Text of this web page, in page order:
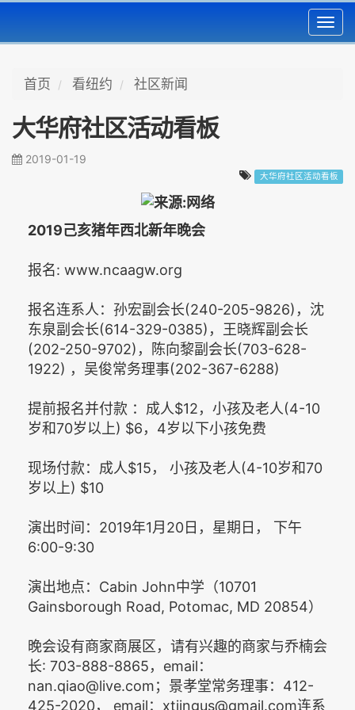
首页 看纽约 社区新闻
大华府社区活动看板
2019-01-19
大华府社区活动看板
2019己亥猪年西北新年晚会
报名: www.ncaagw.org
报名连系人：孙宏副会长(240-205-9826)，沈
东泉副会长(614-329-0385)，王晓辉副会长
(202-250-9702)，陈向黎副会长(703-628-
1922) ，吴俊常务理事(202-367-6288)
提前报名并付款 ：成人$12，小孩及老人(4-10
岁和70岁以上) $6，4岁以下小孩免费
现场付款：成人$15， 小孩及老人(4-10岁和70
岁以上) $10
演出时间：2019年1月20日，星期日， 下午
6:00-9:30
演出地点：Cabin John中学（10701
Gainsborough Road, Potomac, MD 20854）
晚会设有商家商展区，请有兴趣的商家与乔楠会
长: 703-888-8865，email：
nan.qiao@live.com；景孝堂常务理事：412-
425-2020， email：xtjingus@gmail.com连系